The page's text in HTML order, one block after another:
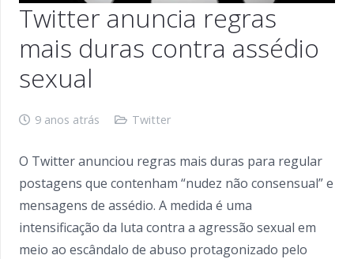
Twitter anuncia regras
mais duras contra assédio
sexual
9 anos atrás Twitter
O Twitter anunciou regras mais duras para regular
postagens que contenham “nudez não consensual” e
mensagens de assédio. A medida é uma
intensificação da luta contra a agressão sexual em
meio ao escândalo de abuso protagonizado pelo